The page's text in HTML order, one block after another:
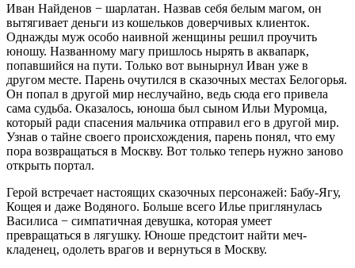
Иван Найденов − шарлатан. Назвав себя белым магом, он
вытягивает деньги из кошельков доверчивых клиенток.
Однажды муж особо наивной женщины решил проучить
юношу. Названному магу пришлось нырять в аквапарк,
попавшийся на пути. Только вот вынырнул Иван уже в
другом месте. Парень очутился в сказочных местах Белогорья.
Он попал в другой мир неслучайно, ведь сюда его привела
сама судьба. Оказалось, юноша был сыном Ильи Муромца,
который ради спасения мальчика отправил его в другой мир.
Узнав о тайне своего происхождения, парень понял, что ему
пора возвращаться в Москву. Вот только теперь нужно заново
открыть портал.
Герой встречает настоящих сказочных персонажей: Бабу-Ягу,
Кощея и даже Водяного. Больше всего Илье приглянулась
Василиса − симпатичная девушка, которая умеет
превращаться в лягушку. Юноше предстоит найти меч-
кладенец, одолеть врагов и вернуться в Москву.